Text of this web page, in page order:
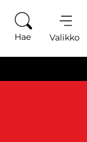
Hae Valikko